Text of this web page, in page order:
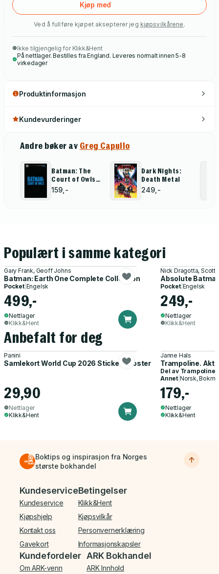
Kjøp med
Ved å fullføre kjøpet aksepterer jeg kjøpsvilkårene .
Ikke tilgjengelig for Klikk&Hent
På nettlager. Bestilles fra England. Leveres normalt innen 5-8
virkedager
Produktinformasjon
Kundevurderinger
Andre bøker av Greg Capullo
Batman: The
Court of Owls
Saga: DC
Compact
159,-
Dark Nights:
Death Metal
249,-
Populært i samme kategori
Gary Frank, Geoff Johns
Batman: Earth One Complete Collection
Pocket| Engelsk
499,-
Nettlager
Klikk&Hent
Nick Dragotta, Scott
Absolute
Pocket| Engelsk
249,-
Nettlager
Klikk&Hent
Anbefalt for deg
Panini
Samlekort World Cup 2026 Sticker Booster
29,90
Nettlager
Klikk&Hent
Janne Hals
Trampoline.
Del av Trampoline
Annet| Norsk,
179,-
Nettlager
Klikk&Hent
Boktips og inspirasjon fra Norges
største bokhandel
Bunnmeny
Kundeservice
Kundeservice
Kjøpshjelp
Kontakt oss
Gavekort
Betingelser
Klikk&Hent
Kjøpsvilkår
Personvernerklæring
Informasjonskapsler
Kundefordeler
Om ARK-venn
ARK Bokhandel
ARK Innhold